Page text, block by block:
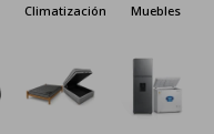
Climatización Muebles